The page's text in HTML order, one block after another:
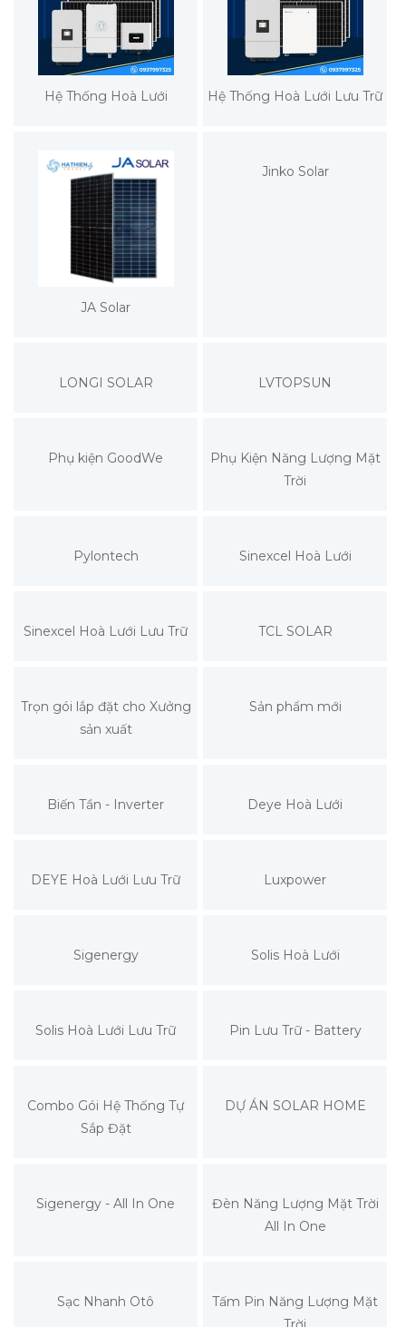
Hệ Thống Hoà Lưới Hệ Thống Hoà Lưới Lưu Trữ
JA Solar
Jinko Solar
LONGI SOLAR LVTOPSUN
Phụ kiện GoodWe
Phụ Kiện Năng Lượng Mặt
Trời
Pylontech Sinexcel Hoà Lưới
Sinexcel Hoà Lưới Lưu Trữ TCL SOLAR
Trọn gói lắp đặt cho Xưởng
sản xuất
Sản phẩm mới
Biến Tần - Inverter Deye Hoà Lưới
DEYE Hoà Lưới Lưu Trữ Luxpower
Sigenergy Solis Hoà Lưới
Solis Hoà Lưới Lưu Trữ Pin Lưu Trữ - Battery
Combo Gói Hệ Thống Tự
Sắp Đặt
DỰ ÁN SOLAR HOME
Sigenergy - All In One
Đèn Năng Lượng Mặt Trời
All In One
Sạc Nhanh Otô
Tấm Pin Năng Lượng Mặt